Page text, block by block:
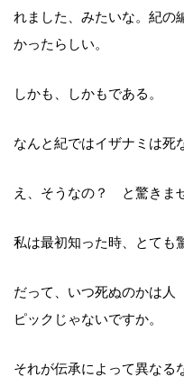
れました、みたいな。紀の
かったらしい。
しかも、しかもである。
なんと紀ではイザナミは死
え、そうなの？ と驚きま
私は最初知った時、とても
だって、いつ死ぬのかは人
ピックじゃないですか。
それが伝承によって異なる